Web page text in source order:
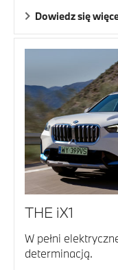
Dowiedz się
THE iX1
W pełni
determinacją.